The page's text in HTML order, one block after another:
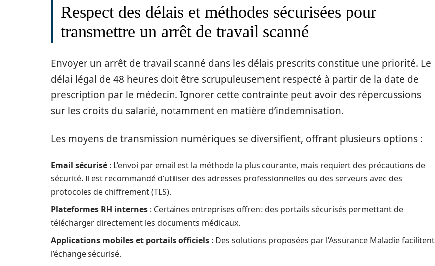
Respect des délais et méthodes sécurisées pour
transmettre un arrêt de travail scanné
Envoyer un arrêt de travail scanné dans les délais prescrits constitue une priorité. Le
délai légal de 48 heures doit être scrupuleusement respecté à partir de la date de
prescription par le médecin. Ignorer cette contrainte peut avoir des répercussions
sur les droits du salarié, notamment en matière d’indemnisation.
Les moyens de transmission numériques se diversifient, offrant plusieurs options :
Email sécurisé : L’envoi par email est la méthode la plus courante, mais requiert des précautions de
sécurité. Il est recommandé d’utiliser des adresses professionnelles ou des serveurs avec des
protocoles de chiffrement (TLS).
Plateformes RH internes : Certaines entreprises offrent des portails sécurisés permettant de
télécharger directement les documents médicaux.
Applications mobiles et portails officiels : Des solutions proposées par l’Assurance Maladie facilitent
l’échange sécurisé.